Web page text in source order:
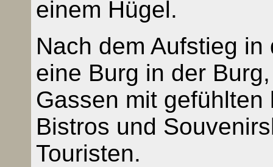
einem Hügel.
Nach dem Aufstieg
eine Burg in der
Gassen mit
Bistros und
Touristen.